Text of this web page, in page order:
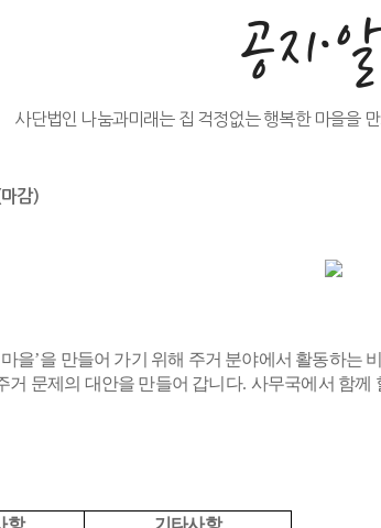
공지·
사단법인 나눔과미래는 집 걱정없는 행복한 마을을
감)
을’을 만들어 가기 위해 주거 분야에서 활동하는
거 문제의 대안을 만들어 갑니다. 사무국에서 함께
항 기타사항